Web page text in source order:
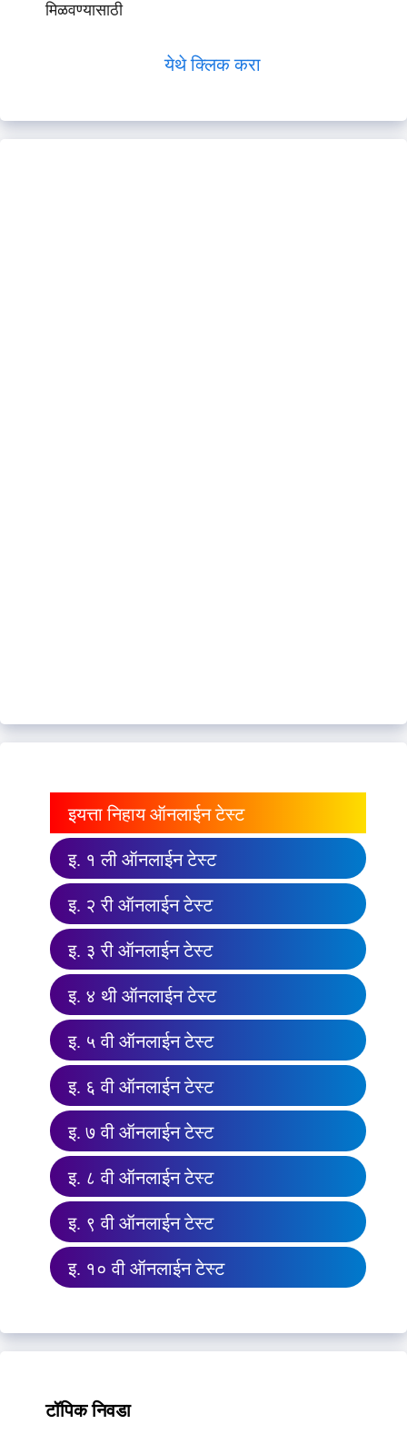
मिळवण्यासाठी
येथे क्लिक करा
इयत्ता निहाय ऑनलाईन टेस्ट
इ. १ ली ऑनलाईन टेस्ट
इ. २ री ऑनलाईन टेस्ट
इ. ३ री ऑनलाईन टेस्ट
इ. ४ थी ऑनलाईन टेस्ट
इ. ५ वी ऑनलाईन टेस्ट
इ. ६ वी ऑनलाईन टेस्ट
इ. ७ वी ऑनलाईन टेस्ट
इ. ८ वी ऑनलाईन टेस्ट
इ. ९ वी ऑनलाईन टेस्ट
इ. १० वी ऑनलाईन टेस्ट
टॉपिक निवडा